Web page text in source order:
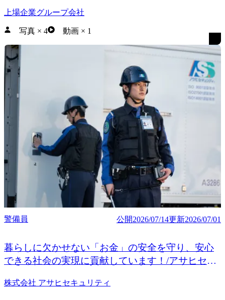
上場企業グループ会社
写真 × 4 動画 × 1
警備員 公開2026/07/14更新2026/07/01
暮らしに欠かせない「お金」の安全を守り、安心
できる社会の実現に貢献しています！/アサヒセキ
株式会社 アサヒセキュリティ